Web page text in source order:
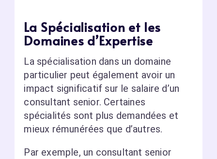
La Spécialisation et les
Domaines d’Expertise
La spécialisation dans un domaine
particulier peut également avoir un
impact significatif sur le salaire d’un
consultant senior. Certaines
spécialités sont plus demandées et
mieux rémunérées que d’autres.
Par exemple, un consultant senior